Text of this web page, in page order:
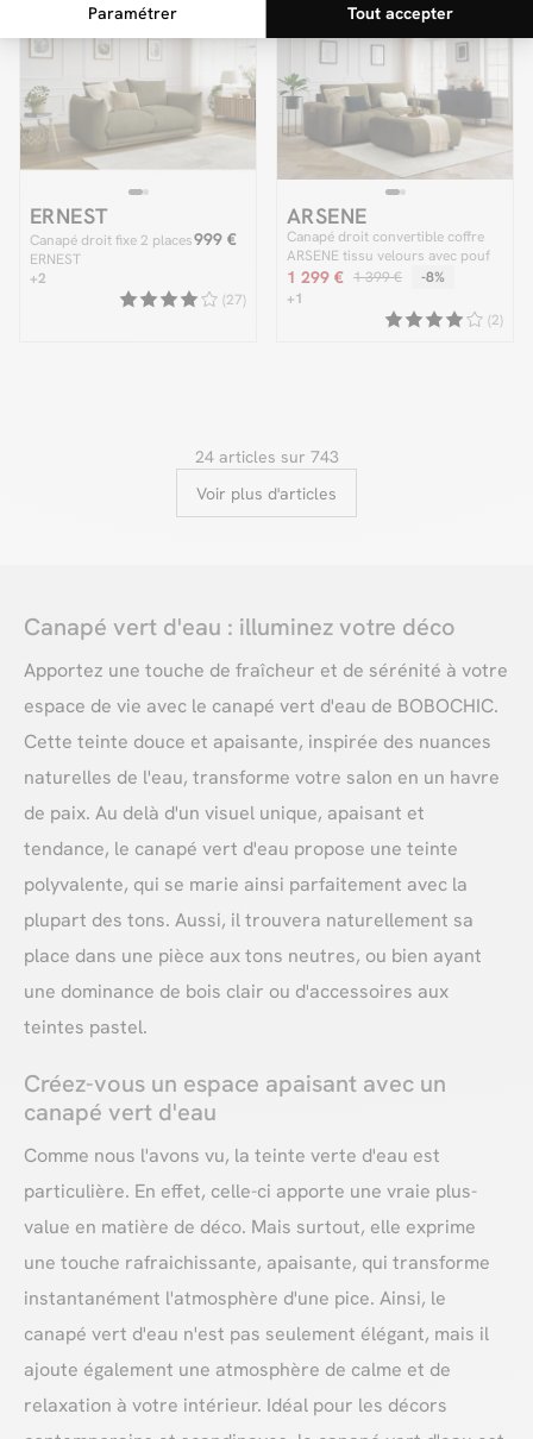
ERNEST
Canapé droit fixe 2 places
ERNEST
999 €
+2
(27)
Dernière chance
ARSENE
Canapé droit convertible coffre
ARSENE tissu velours avec pouf
1 299 € 1 399 €
-8%
+1
(2)
24 articles sur 743
Voir plus d'articles
Canapé vert d'eau : illuminez votre déco
Apportez une touche de fraîcheur et de sérénité à votre
espace de vie avec le canapé vert d'eau de BOBOCHIC.
Cette teinte douce et apaisante, inspirée des nuances
naturelles de l'eau, transforme votre salon en un havre
de paix. Au delà d'un visuel unique, apaisant et
tendance, le canapé vert d'eau propose une teinte
polyvalente, qui se marie ainsi parfaitement avec la
plupart des tons. Aussi, il trouvera naturellement sa
place dans une pièce aux tons neutres, ou bien ayant
une dominance de bois clair ou d'accessoires aux
teintes pastel.
Créez-vous un espace apaisant avec un
canapé vert d'eau
Comme nous l'avons vu, la teinte verte d'eau est
particulière. En effet, celle-ci apporte une vraie plus-
value en matière de déco. Mais surtout, elle exprime
une touche rafraichissante, apaisante, qui transforme
instantanément l'atmosphère d'une pice. Ainsi, le
canapé vert d'eau n'est pas seulement élégant, mais il
ajoute également une atmosphère de calme et de
relaxation à votre intérieur. Idéal pour les décors